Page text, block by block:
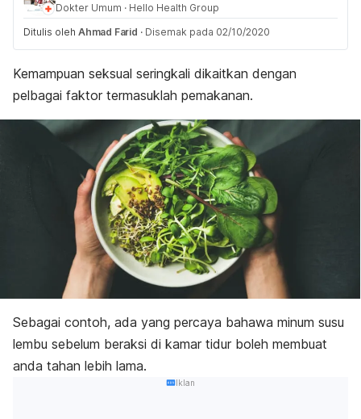
Dokter Umum · Hello Health Group
Ditulis oleh Ahmad Farid · Disemak pada 02/10/2020
Kemampuan seksual seringkali dikaitkan dengan
pelbagai faktor termasuklah pemakanan.
Sebagai contoh, ada yang percaya bahawa minum susu
lembu sebelum beraksi di kamar tidur boleh membuat
anda tahan lebih lama.
Iklan